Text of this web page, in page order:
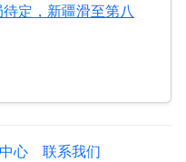
定，新疆滑至第八
心
联系我们